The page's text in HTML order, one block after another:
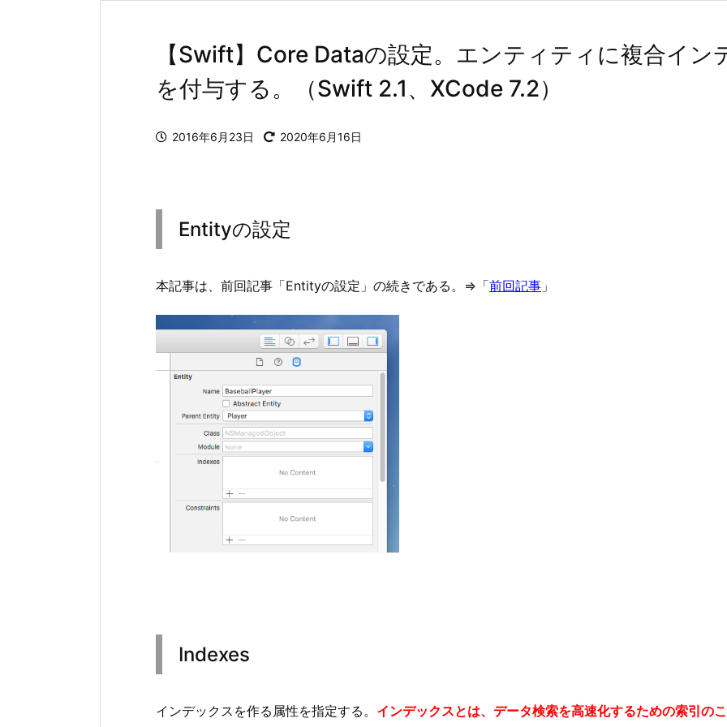
【Swift】Core Dataの設定。エンティティに複合イン
を付与する。（Swift 2.1、XCode 7.2）
2016年6月23日 2020年6月16日
Entityの設定
本記事は、前回記事「Entityの設定」の続きである。⇒「前回記事 」
Indexes
インデックスを作る属性を指定する。 インデックスとは、データ検索を高速化するための索引の